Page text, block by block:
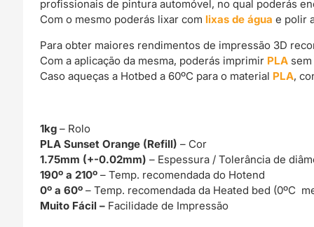
profissionais de pintura automóvel, no qual poderás
Com o mesmo poderás lixar com lixas de água e polir
Para obter maiores rendimentos de impressão 3D
Com a aplicação da mesma, poderás imprimir PLA
Caso aqueças a Hotbed a 60ºC para o material PLA,
1kg – Rolo
PLA Sunset Orange (Refill)– Cor
1.75mm (+-0.02mm)– Espessura / Tolerância de
190º a 210º– Temp. recomendada do Hotend
0º a 60º– Temp. recomendada da Heated bed (0ºC
Muito Fácil – Facilidade de Impressão